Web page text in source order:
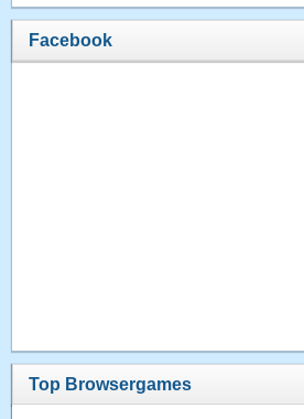
Facebook
Top Browsergames